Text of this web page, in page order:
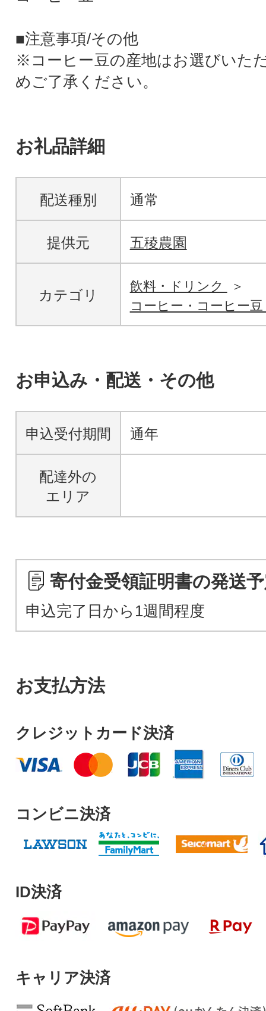
■注意事項/その他
※コーヒー豆の産地はお選びいた
めご了承ください。
お礼品詳細
配送種別 通常
提供元 五稜農園
カテゴリ
飲料・ドリンク
コーヒー・コーヒー豆
お申込み・配送・その他
申込受付期間 通年
配達外の
エリア
寄付金受領証明書の発送
申込完了日から1週間程度
お支払方法
クレジットカード決済
コンビニ決済
ID決済
キャリア決済